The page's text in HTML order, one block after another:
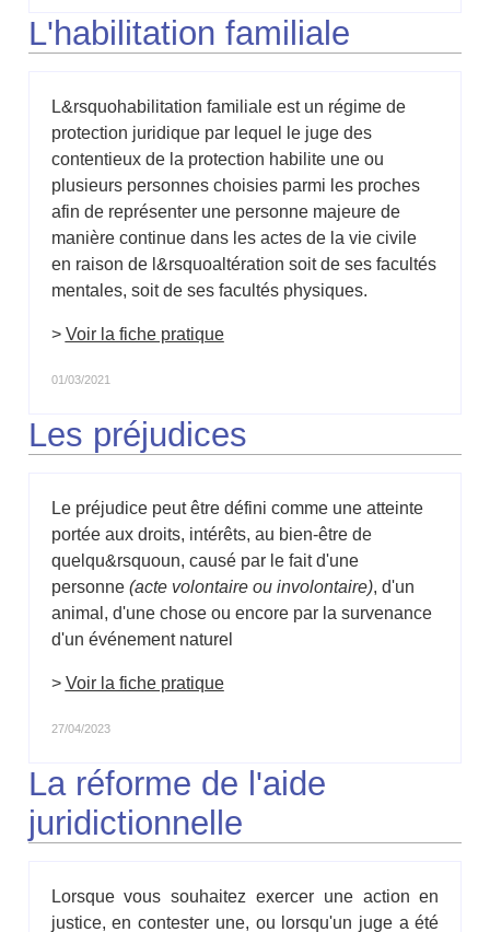
L'habilitation familiale
L&rsquohabilitation familiale est un régime de
protection juridique par lequel le juge des
contentieux de la protection habilite une ou
plusieurs personnes choisies parmi les proches
afin de représenter une personne majeure de
manière continue dans les actes de la vie civile
en raison de l&rsquoaltération soit de ses facultés
mentales, soit de ses facultés physiques.
> Voir la fiche pratique
01/03/2021
Les préjudices
Le préjudice peut être défini comme une atteinte
portée aux droits, intérêts, au bien-être de
quelqu&rsquoun, causé par le fait d'une
personne (acte volontaire ou involontaire), d'un
animal, d'une chose ou encore par la survenance
d'un événement naturel
> Voir la fiche pratique
27/04/2023
La réforme de l'aide
juridictionnelle
Lorsque vous souhaitez exercer une action en
justice, en contester une, ou lorsqu'un juge a été